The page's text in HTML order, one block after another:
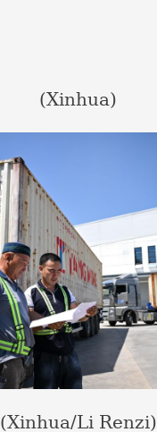
(Xinhua)
(Xinhua/Li Renzi)